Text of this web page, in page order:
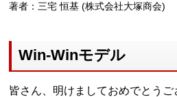
著者：三宅 恒基 (株式会社大塚商会)
Win-Winモデル
皆さん、明けましておめでとうご